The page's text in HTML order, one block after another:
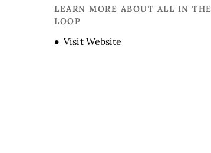
LEARN MORE ABOUT ALL IN THE
LOOP
Visit Website
Opens new window